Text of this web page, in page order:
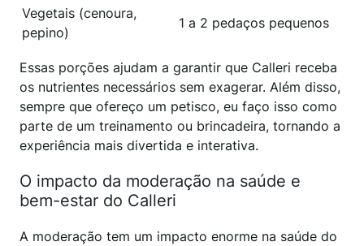
Vegetais (cenoura,
pepino)
1 a 2 pedaços pequenos
Essas porções ajudam a garantir que Calleri receba
os nutrientes necessários sem exagerar. Além disso,
sempre que ofereço um petisco, eu faço isso como
parte de um treinamento ou brincadeira, tornando a
experiência mais divertida e interativa.
O impacto da moderação na saúde e
bem-estar do Calleri
A moderação tem um impacto enorme na saúde do